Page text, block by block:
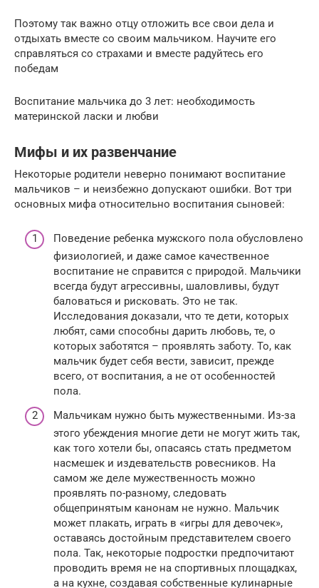
Поэтому так важно отцу отложить все свои дела и
отдыхать вместе со своим мальчиком. Научите его
справляться со страхами и вместе радуйтесь его
победам
Воспитание мальчика до 3 лет: необходимость
материнской ласки и любви
Мифы и их развенчание
Некоторые родители неверно понимают воспитание
мальчиков – и неизбежно допускают ошибки. Вот три
основных мифа относительно воспитания сыновей:
Поведение ребенка мужского пола обусловлено
физиологией, и даже самое качественное
воспитание не справится с природой. Мальчики
всегда будут агрессивны, шаловливы, будут
баловаться и рисковать. Это не так.
Исследования доказали, что те дети, которых
любят, сами способны дарить любовь, те, о
которых заботятся – проявлять заботу. То, как
мальчик будет себя вести, зависит, прежде
всего, от воспитания, а не от особенностей
пола.
Мальчикам нужно быть мужественными. Из-за
этого убеждения многие дети не могут жить так,
как того хотели бы, опасаясь стать предметом
насмешек и издевательств ровесников. На
самом же деле мужественность можно
проявлять по-разному, следовать
общепринятым канонам не нужно. Мальчик
может плакать, играть в «игры для девочек»,
оставаясь достойным представителем своего
пола. Так, некоторые подростки предпочитают
проводить время не на спортивных площадках,
а на кухне, создавая собственные кулинарные